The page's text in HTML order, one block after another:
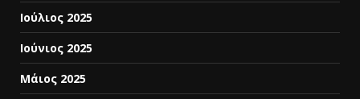
Ιούλιος 2025
Ιούνιος 2025
Μάιος 2025